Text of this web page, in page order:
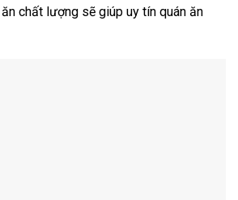
chất lượng sẽ giúp uy tín quán ăn